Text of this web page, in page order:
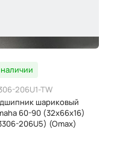
206U1-TW
шариковый
60-90 (32x66x16)
206U5) (Omax)